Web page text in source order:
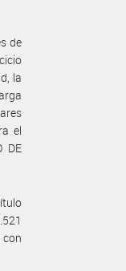
de
la
el
DE
con